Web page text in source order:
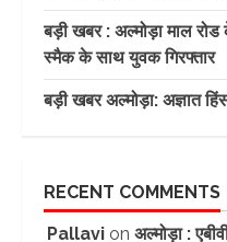
बड़ी खबर : अल्मोड़ा माल
स्मैक के साथ युवक गिरफ्तार
बड़ी खबर अल्मोड़ा: अज्ञात
RECENT COMMENTS
Pallavi on अल्मोड़ा :